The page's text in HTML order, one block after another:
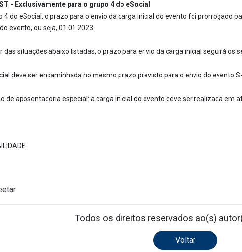
- Exclusivamente para o grupo 4 do eSocial
4 do eSocial, o prazo para o envio da carga inicial do evento foi prorrogado
evento, ou seja, 01.01.2023.
das situações abaixo listadas, o prazo para envio da carga inicial seguirá os
deve ser encaminhada no mesmo prazo previsto para o envio do evento
de aposentadoria especial: a carga inicial do evento deve ser realizada em
Todos os direitos reservados ao(s)
Voltar